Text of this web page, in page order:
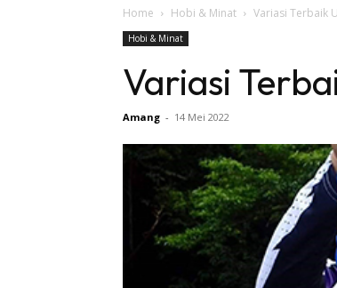
Home Hobi & Minat Variasi Terbaik
Hobi & Minat
Variasi
Amang - 14 Mei 2022